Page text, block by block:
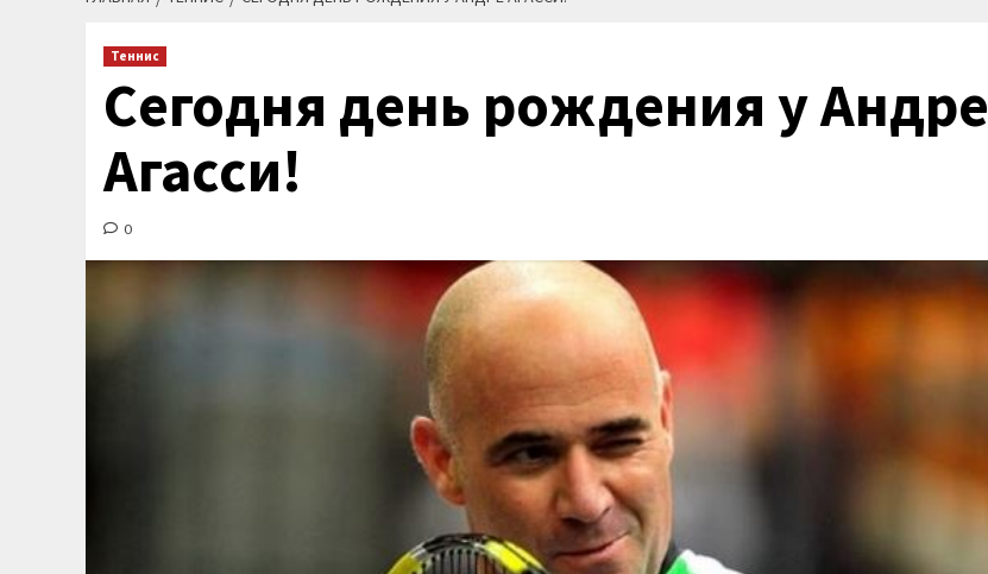
Теннис
Сегодня день рождения у Андре
Агасси!
0